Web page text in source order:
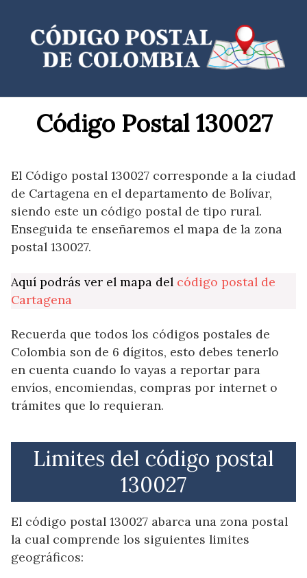
contenido
Código Postal 130027
El Código postal 130027 corresponde a la ciudad
de Cartagena en el departamento de Bolívar,
siendo este un código postal de tipo rural.
Enseguida te enseñaremos el mapa de la zona
postal 130027.
Aquí podrás ver el mapa del código postal de
Cartagena
Recuerda que todos los códigos postales de
Colombia son de 6 dígitos, esto debes tenerlo
en cuenta cuando lo vayas a reportar para
envíos, encomiendas, compras por internet o
trámites que lo requieran.
Limites del código postal
130027
El código postal 130027 abarca una zona postal
la cual comprende los siguientes limites
geográficos: